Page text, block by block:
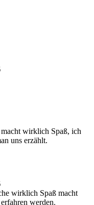
wirklich Spaß, ich
uns erzählt.
wirklich Spaß macht
werden.